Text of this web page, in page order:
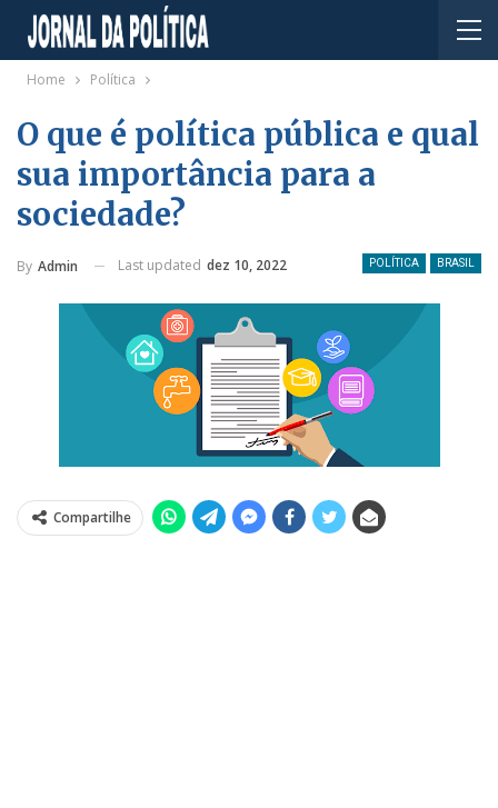
Home Política
O que é política pública e qual
sua importância para a
sociedade?
POLÍTICA BRASIL
By Admin Last updated dez 10, 2022
Compartilhe